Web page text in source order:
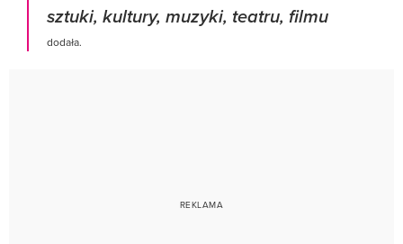
sztuki, kultury, muzyki, teatru, filmu
dodała.